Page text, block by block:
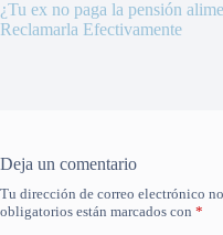
¿Tu ex no paga la pensión
Reclamarla Efectivamente
Deja un comentario
Tu dirección de correo electrónico
obligatorios están marcados con *